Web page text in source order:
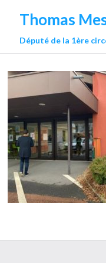
Thomas
Député de la 1ère